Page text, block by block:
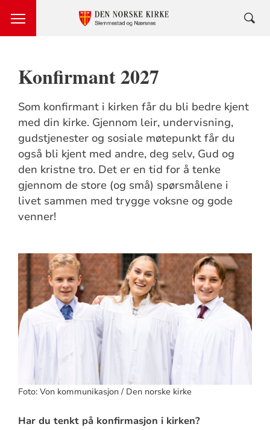
Konfirmant 2027
Som konfirmant i kirken får du bli bedre kjent
med din kirke. Gjennom leir, undervisning,
gudstjenester og sosiale møtepunkt får du
også bli kjent med andre, deg selv, Gud og
den kristne tro. Det er en tid for å tenke
gjennom de store (og små) spørsmålene i
livet sammen med trygge voksne og gode
venner!
Foto: Von kommunikasjon / Den norske kirke
Har du tenkt på konfirmasjon i kirken?